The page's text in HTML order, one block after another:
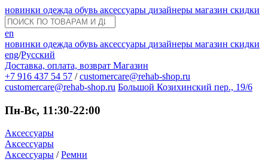
новинки одежда обувь аксессуары дизайнеры магазин скидки
en
новинки одежда обувь аксессуары дизайнеры магазин скидки
eng/Русский
Доставка, оплата, возврат Магазин
+7 916 437 54 57 / customercare@rehab-shop.ru
customercare@rehab-shop.ru Большой Козихинский пер., 19/6
Пн-Вс, 11:30-22:00
Аксессуары
Аксессуары
Аксессуары / Ремни